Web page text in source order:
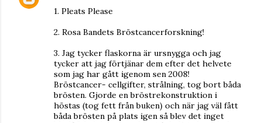
1. Pleats Please
2. Rosa Bandets Bröstcancerforskning!
3. Jag tycker flaskorna är ursnygga och jag
tycker att jag förtjänar dem efter det helvete
som jag har gått igenom sen 2008!
Bröstcancer- cellgifter, strålning, tog bort båda
brösten. Gjorde en bröstrekonstruktion i
höstas (tog fett från buken) och när jag väl fått
båda brösten på plats igen så blev det inget